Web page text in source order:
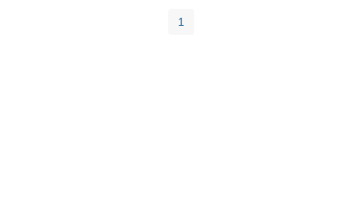
1